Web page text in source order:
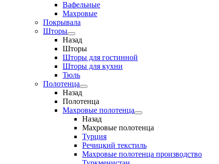
Вафельные
Махровые
Покрывала
Шторы
Назад
Шторы
Шторы для гостинной
Шторы для кухни
Тюль
Полотенца
Назад
Полотенца
Махровые полотенца
Назад
Махровые полотенца
Турция
Речицкий текстиль
Махровые полотенца производство